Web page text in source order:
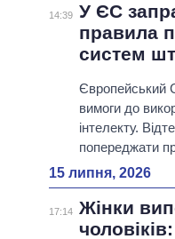
14:39 У ЄС
правила
систем
Європейський
вимоги до
інтелекту.
попереджати
15 липня, 2026
17:14 Жінки